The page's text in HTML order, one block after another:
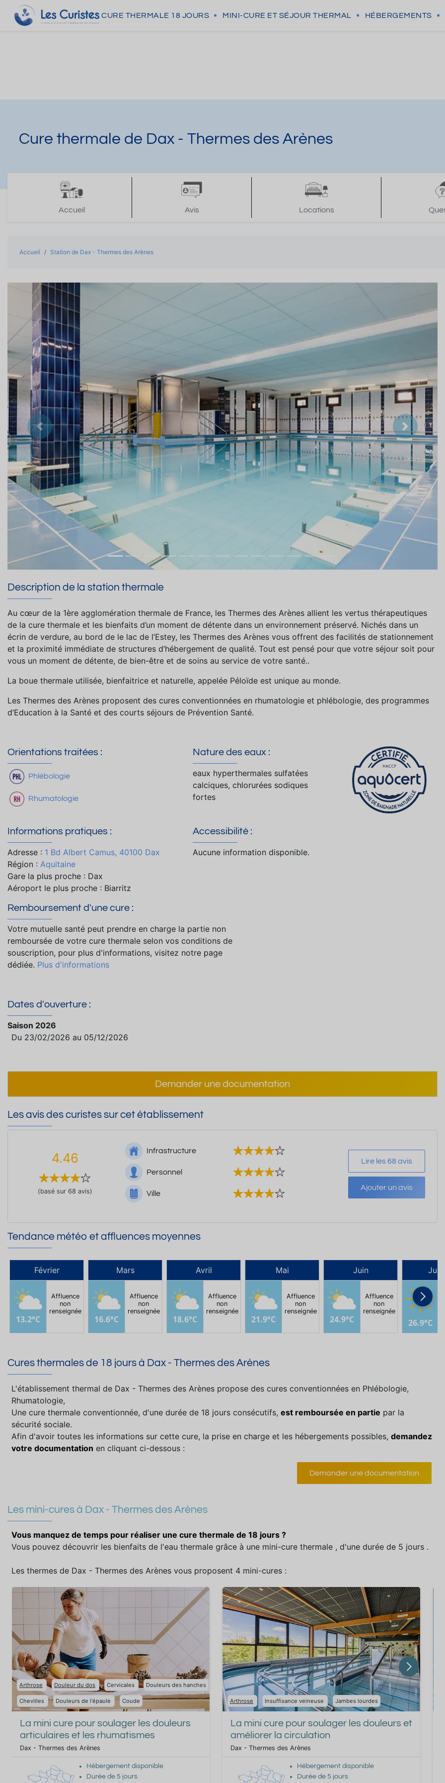
CURE THERMALE 18 JOURS MINI-CURE ET SÉJOUR THERMAL HÉBERGEMENTS
Cure thermale de Dax - Thermes des Arènes
Accueil Avis Locations
Accueil Station de Dax - Thermes des Arènes
Précedent Suivant
Description de la station thermale
Au cœur de la 1ère agglomération thermale de France, les Thermes des Arènes allient les vertus thérapeutiques
de la cure thermale et les bienfaits d’un moment de détente dans un environnement préservé. Nichés dans un
écrin de verdure, au bord de le lac de l’Estey, les Thermes des Arènes vous offrent des facilités de stationnement
et la proximité immédiate de structures d’hébergement de qualité. Tout est pensé pour que votre séjour soit pour
vous un moment de détente, de bien-être et de soins au service de votre santé..
La boue thermale utilisée, bienfaitrice et naturelle, appelée Péloïde est unique au monde.
Les Thermes des Arènes proposent des cures conventionnées en rhumatologie et phlébologie, des programmes
d’Education à la Santé et des courts séjours de Prévention Santé.
Orientations traitées :
Phlébologie
Rhumatologie
Nature des eaux :
eaux hyperthermales sulfatées
calciques, chlorurées sodiques
fortes
Informations pratiques :
Adresse : 1 Bd Albert Camus, 40100 Dax
Région : Aquitaine
Gare la plus proche : Dax
Aéroport le plus proche : Biarritz
Accessibilité :
Aucune information disponible.
Remboursement d'une cure :
Votre mutuelle santé peut prendre en charge la partie non
remboursée de votre cure thermale selon vos conditions de
souscription, pour plus d'informations, visitez notre page
dédiée. Plus d'informations
Dates d'ouverture :
Saison 2026
Du 23/02/2026 au 05/12/2026
Demander une documentation
Les avis des curistes sur cet établissement
4.46
(basé sur 68 avis)
Infrastructure
Personnel
Ville
Lire les 68 avis
Ajouter un avis
Tendance météo et affluences moyennes
Février
13.2°C
Affluence
non
renseignée
Mars
16.6°C
Affluence
non
renseignée
Avril
18.6°C
Affluence
non
renseignée
Mai
21.9°C
Affluence
non
renseignée
Juin
24.9°C
Affluence
non
renseignée
Juillet
26.9°C
Cures thermales de 18 jours à Dax - Thermes des Arènes
L'établissement thermal de Dax - Thermes des Arènes propose des cures conventionnées en Phlébologie,
Rhumatologie,
Une cure thermale conventionnée, d'une durée de 18 jours consécutifs, est remboursée en partie par la
sécurité sociale.
Afin d'avoir toutes les informations sur cette cure, la prise en charge et les hébergements possibles, demandez
votre documentation en cliquant ci-dessous :
Demander une documentation
Les mini-cures à Dax - Thermes des Arènes
Vous manquez de temps pour réaliser une cure thermale de 18 jours ?
Vous pouvez découvrir les bienfaits de l'eau thermale grâce à une mini-cure thermale , d'une durée de 5 jours .
Les thermes de Dax - Thermes des Arènes vous proposent 4 mini-cures :
Arthrose Douleur du dos Cervicales Douleurs des hanches
Chevilles Douleurs de l'épaule Coude
La mini cure pour soulager les douleurs
articulaires et les rhumatismes
Dax - Thermes des Arènes
Hébergement disponible
Durée de 5 jours
Arthrose Insuffisance veineuse Jambes lourdes
La mini cure pour soulager les douleurs et
améliorer la circulation
Dax - Thermes des Arènes
Hébergement disponible
Durée de 5 jours